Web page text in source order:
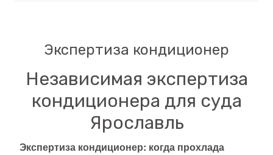
Экспертиза кондиционер
Независимая экспертиза
кондиционера для суда
Ярославль
Экспертиза кондиционер: когда прохлада